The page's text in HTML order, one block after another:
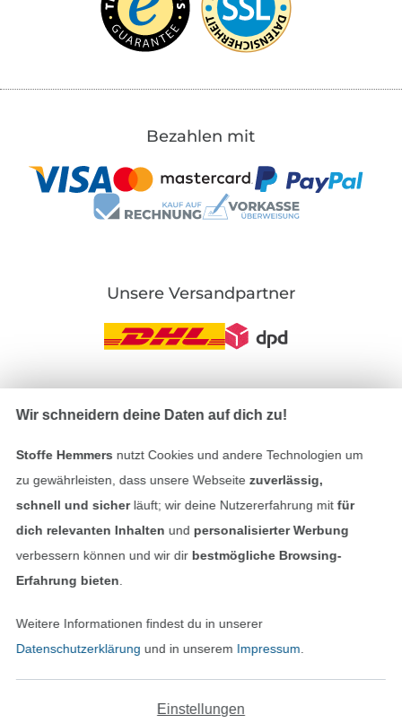
Bezahlen mit
Unsere Versandpartner
Impressum
Datenschutz
Kontakt
Bestellung widerrufen
In den deutschen Shop wechseln (aktuell
Wir schneidern deine Daten auf dich zu!
Stoffe Hemmers nutzt Cookies und andere Technologien um
zu gewährleisten, dass unsere Webseite zuverlässig,
schnell und sicherläuft; wir deine Nutzererfahrung mitfür
dich relevanten Inhalten und personalisierter Werbung
verbessern können und wir dir bestmögliche Browsing-
Erfahrung bieten
Weitere Informationen findest du in unserer
Datenschutzerklärung und in unserem Impressum
Einstellungen